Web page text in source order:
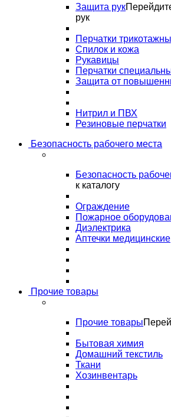
Защита рук
рук
Перчатки
Спилок и кожа
Рукавицы
Перчатки
Защита от
Нитрил и ПВХ
Резиновые перчатки
Безопасность рабочего места
Безопасность
к каталогу
Ограждение
Пожарное
Диэлектрика
Аптечки медицинские
Прочие товары
Прочие товары
Бытовая химия
Домашний текстиль
Ткани
Хозинвентарь